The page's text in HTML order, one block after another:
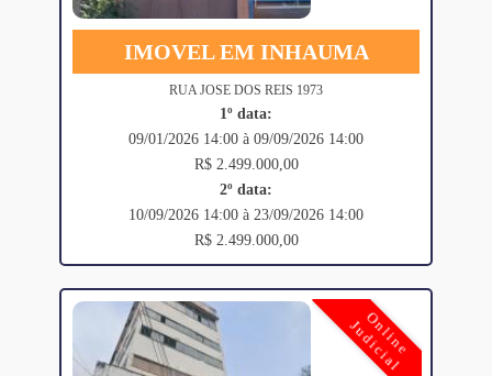
IMOVEL EM INHAUMA
RUA JOSE DOS REIS 1973
1º data:
09/01/2026 14:00 à 09/09/2026 14:00
R$ 2.499.000,00
2º data:
10/09/2026 14:00 à 23/09/2026 14:00
R$ 2.499.000,00
Online
Judicial